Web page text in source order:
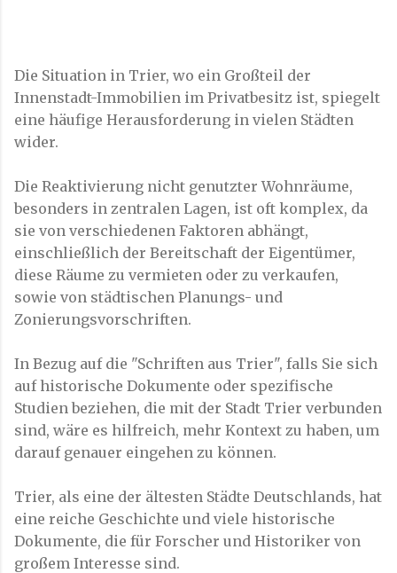
Die Situation in Trier, wo ein Großteil der
Innenstadt-Immobilien im Privatbesitz ist, spiegelt
eine häufige Herausforderung in vielen Städten
wider.
Die Reaktivierung nicht genutzter Wohnräume,
besonders in zentralen Lagen, ist oft komplex, da
sie von verschiedenen Faktoren abhängt,
einschließlich der Bereitschaft der Eigentümer,
diese Räume zu vermieten oder zu verkaufen,
sowie von städtischen Planungs- und
Zonierungsvorschriften.
In Bezug auf die "Schriften aus Trier", falls Sie sich
auf historische Dokumente oder spezifische
Studien beziehen, die mit der Stadt Trier verbunden
sind, wäre es hilfreich, mehr Kontext zu haben, um
darauf genauer eingehen zu können.
Trier, als eine der ältesten Städte Deutschlands, hat
eine reiche Geschichte und viele historische
Dokumente, die für Forscher und Historiker von
großem Interesse sind.